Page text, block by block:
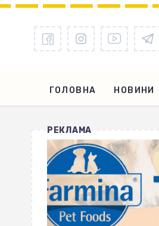
ГОЛОВНА НОВИНИ
РЕКЛАМА